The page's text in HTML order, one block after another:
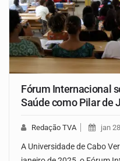
Fórum Internacional
Saúde como Pilar de
Redação TVA jan
A Universidade de Cabo